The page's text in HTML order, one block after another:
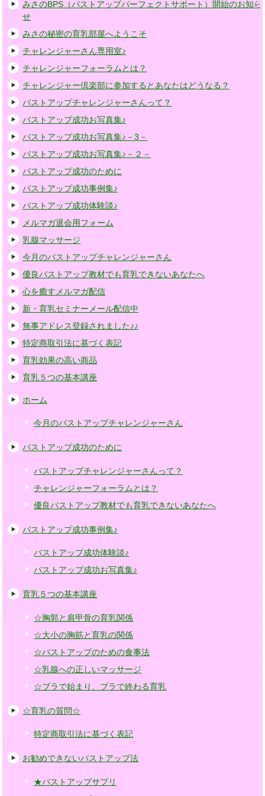
みさのBPS（バストアップパーフェクトサポート）開始のお知ら
せ
みさの秘密の育乳部屋へようこそ
チャレンジャーさん専用室♪
チャレンジャーフォーラムとは？
チャレンジャー倶楽部に参加するとあなたはどうなる？
バストアップチャレンジャーさんって？
バストアップ成功お写真集♪
バストアップ成功お写真集♪－3－
バストアップ成功お写真集♪－２－
バストアップ成功のために
バストアップ成功事例集♪
バストアップ成功体験談♪
メルマガ退会用フォーム
乳腺マッサージ
今月のバストアップチャレンジャーさん
優良バストアップ教材でも育乳できないあなたへ
心を癒すメルマガ配信
新・育乳セミナーメール配信中
無事アドレス登録されました♪♪
特定商取引法に基づく表記
育乳効果の高い商品
育乳５つの基本講座
ホーム
今月のバストアップチャレンジャーさん
バストアップ成功のために
バストアップチャレンジャーさんって？
チャレンジャーフォーラムとは？
優良バストアップ教材でも育乳できないあなたへ
バストアップ成功事例集♪
バストアップ成功体験談♪
バストアップ成功お写真集♪
育乳５つの基本講座
☆胸郭と肩甲骨の育乳関係
☆大小の胸筋と育乳の関係
☆バストアップのための食事法
☆乳腺への正しいマッサージ
☆ブラで始まり、ブラで終わる育乳
☆育乳の質問☆
特定商取引法に基づく表記
お勧めできないバストアップ法
★バストアップサプリ